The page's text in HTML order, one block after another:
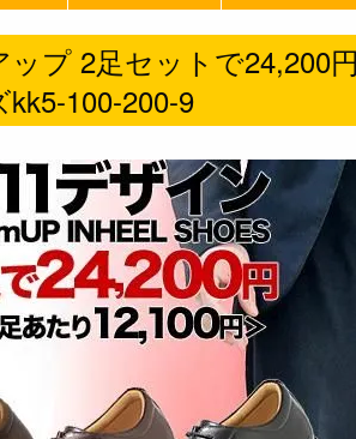
プ 2足セットで24,200
100-200-9